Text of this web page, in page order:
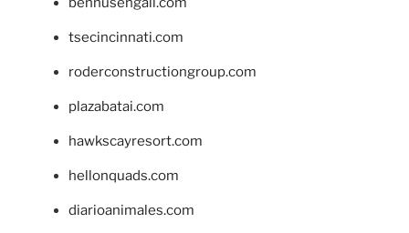
tsecincinnati.com
roderconstructiongroup.com
plazabatai.com
hawkscayresort.com
hellonquads.com
diarioanimales.com